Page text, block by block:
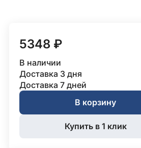
5348 ₽
В наличии
Доставка 3 дня
Доставка 7 дней
В корзину
Купить в 1 клик